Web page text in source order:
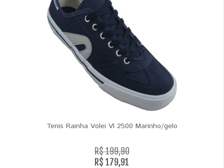
Tenis Rainha Volei Vl 2500 Marinho/gelo
R$ 199,90
R$ 179,91